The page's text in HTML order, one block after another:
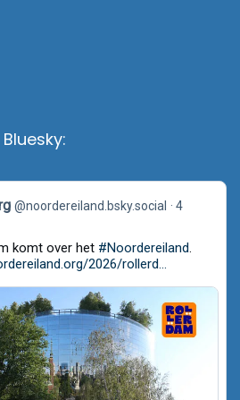
@noordereiland.bsky.social
4
komt over het #Noordereiland
2026/rollerd...